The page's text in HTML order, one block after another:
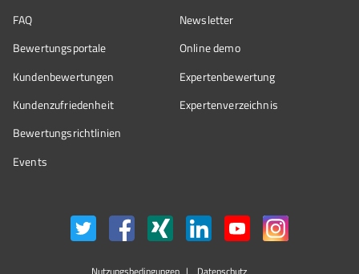
FAQ
Bewertungsportale
Kundenbewertungen
Kundenzufriedenheit
Bewertungs­richtlinien
Events
Newsletter
Online demo
Expertenbewertung
Expertenverzeichnis